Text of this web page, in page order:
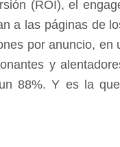
(ROI), el
a las páginas de
por anuncio, en
y
88%. Y es la